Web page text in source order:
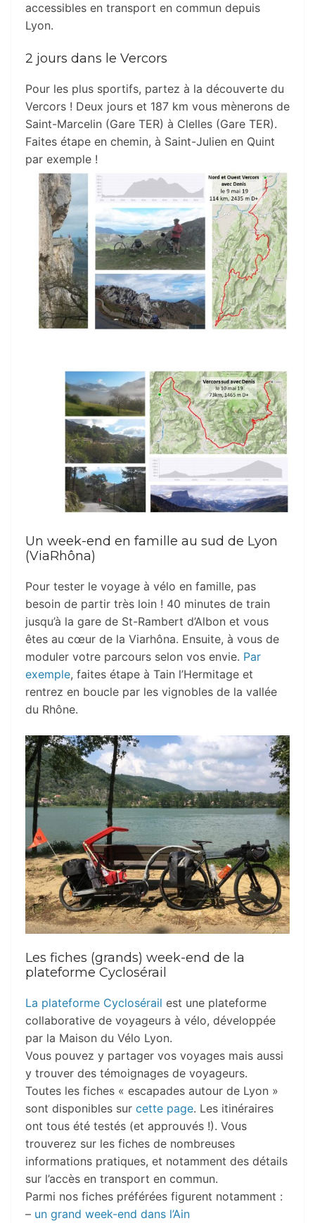
accessibles en transport en commun depuis
Lyon.
2 jours dans le Vercors
Pour les plus sportifs, partez à la découverte du
Vercors ! Deux jours et 187 km vous mènerons de
Saint-Marcelin (Gare TER) à Clelles (Gare TER).
Faites étape en chemin, à Saint-Julien en Quint
par exemple !
Un week-end en famille au sud de Lyon
(ViaRhôna)
Pour tester le voyage à vélo en famille, pas
besoin de partir très loin ! 40 minutes de train
jusqu’à la gare de St-Rambert d’Albon et vous
êtes au cœur de la Viarhôna. Ensuite, à vous de
moduler votre parcours selon vos envie. Par
exemple, faites étape à Tain l’Hermitage et
rentrez en boucle par les vignobles de la vallée
du Rhône.
Les fiches (grands) week-end de la
plateforme Cyclosérail
La plateforme Cyclosérail est une plateforme
collaborative de voyageurs à vélo, développée
par la Maison du Vélo Lyon.
Vous pouvez y partager vos voyages mais aussi
y trouver des témoignages de voyageurs.
Toutes les fiches « escapades autour de Lyon »
sont disponibles sur cette page. Les itinéraires
ont tous été testés (et approuvés !). Vous
trouverez sur les fiches de nombreuses
informations pratiques, et notamment des détails
sur l’accès en transport en commun.
Parmi nos fiches préférées figurent notamment :
– un grand week-end dans l’Ain